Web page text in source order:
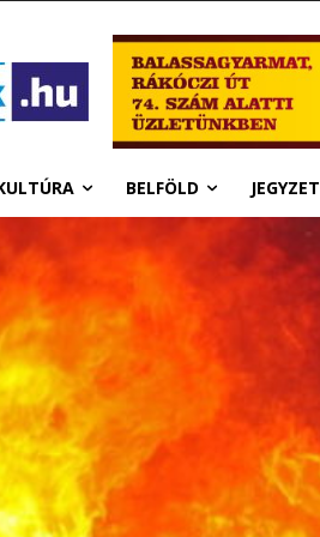
BELFÖLD JEGYZET